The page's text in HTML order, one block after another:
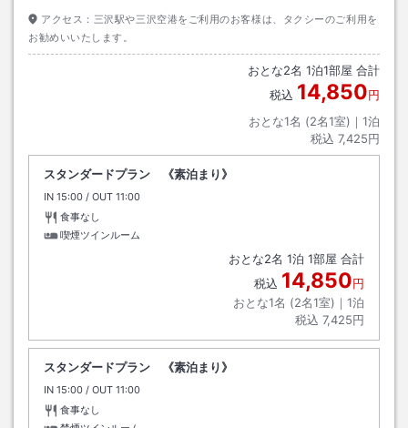
アクセス： 三沢駅や三沢空港をご利用のお客様は、タクシーのご利用を
お勧めいいたします。
おとな2名 1泊1部屋 合計
税込 14,850円
おとな1名 (2名1室)｜ 1泊
税込 7,425円
スタンダードプラン 《素泊まり》
IN チェックイン
15:00 / OUT チェックアウト
11:00
食事なし
喫煙ツインルーム
おとな2名 1泊 1部屋 合計
税込 14,850円
おとな1名 (2名1室)｜ 1泊
税込 7,425円
スタンダードプラン 《素泊まり》
IN チェックイン
15:00 / OUT チェックアウト
11:00
食事なし